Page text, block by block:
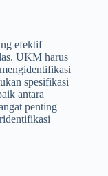
efektif
UKM harus
spesifikasi
antara
penting